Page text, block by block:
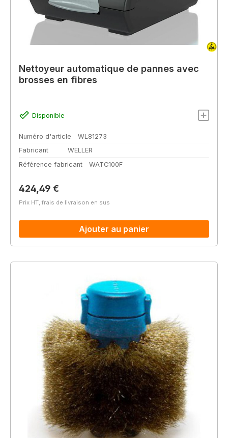
Nettoyeur automatique de pannes avec
brosses en fibres
Disponible
Numéro d'article
WL81273
Fabricant
WELLER
Référence fabricant
WATC100F
Prix régulier :
424,49 €
Prix HT, frais de livraison en sus
Ajouter au panier